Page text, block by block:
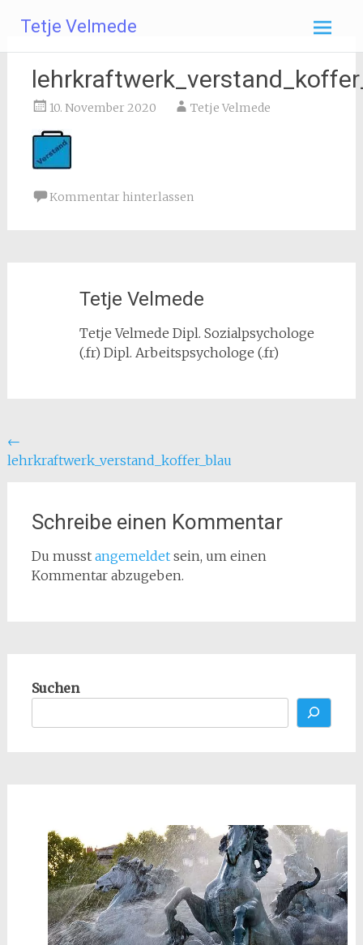
Inhalt
springen
Tetje Velmede
10. November 2020 Tetje Velmede
Kommentar hinterlassen
Tetje Velmede
Tetje Velmede Dipl. Sozialpsychologe
(.fr) Dipl. Arbeitspsychologe (.fr)
Beitragsnavigation
←
lehrkraftwerk_verstand_koffer_blau
Schreibe einen Kommentar
Du musst angemeldetsein, um einen
Kommentar abzugeben.
Suchen